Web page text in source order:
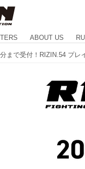
ABOUT US
まで受付！RIZIN.54 プレ